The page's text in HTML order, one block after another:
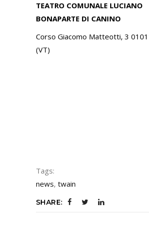
TEATRO COMUNALE LUCIANO
BONAPARTE DI CANINO
Corso Giacomo Matteotti, 3
(VT)
Tags:
news, twain
SHARE: